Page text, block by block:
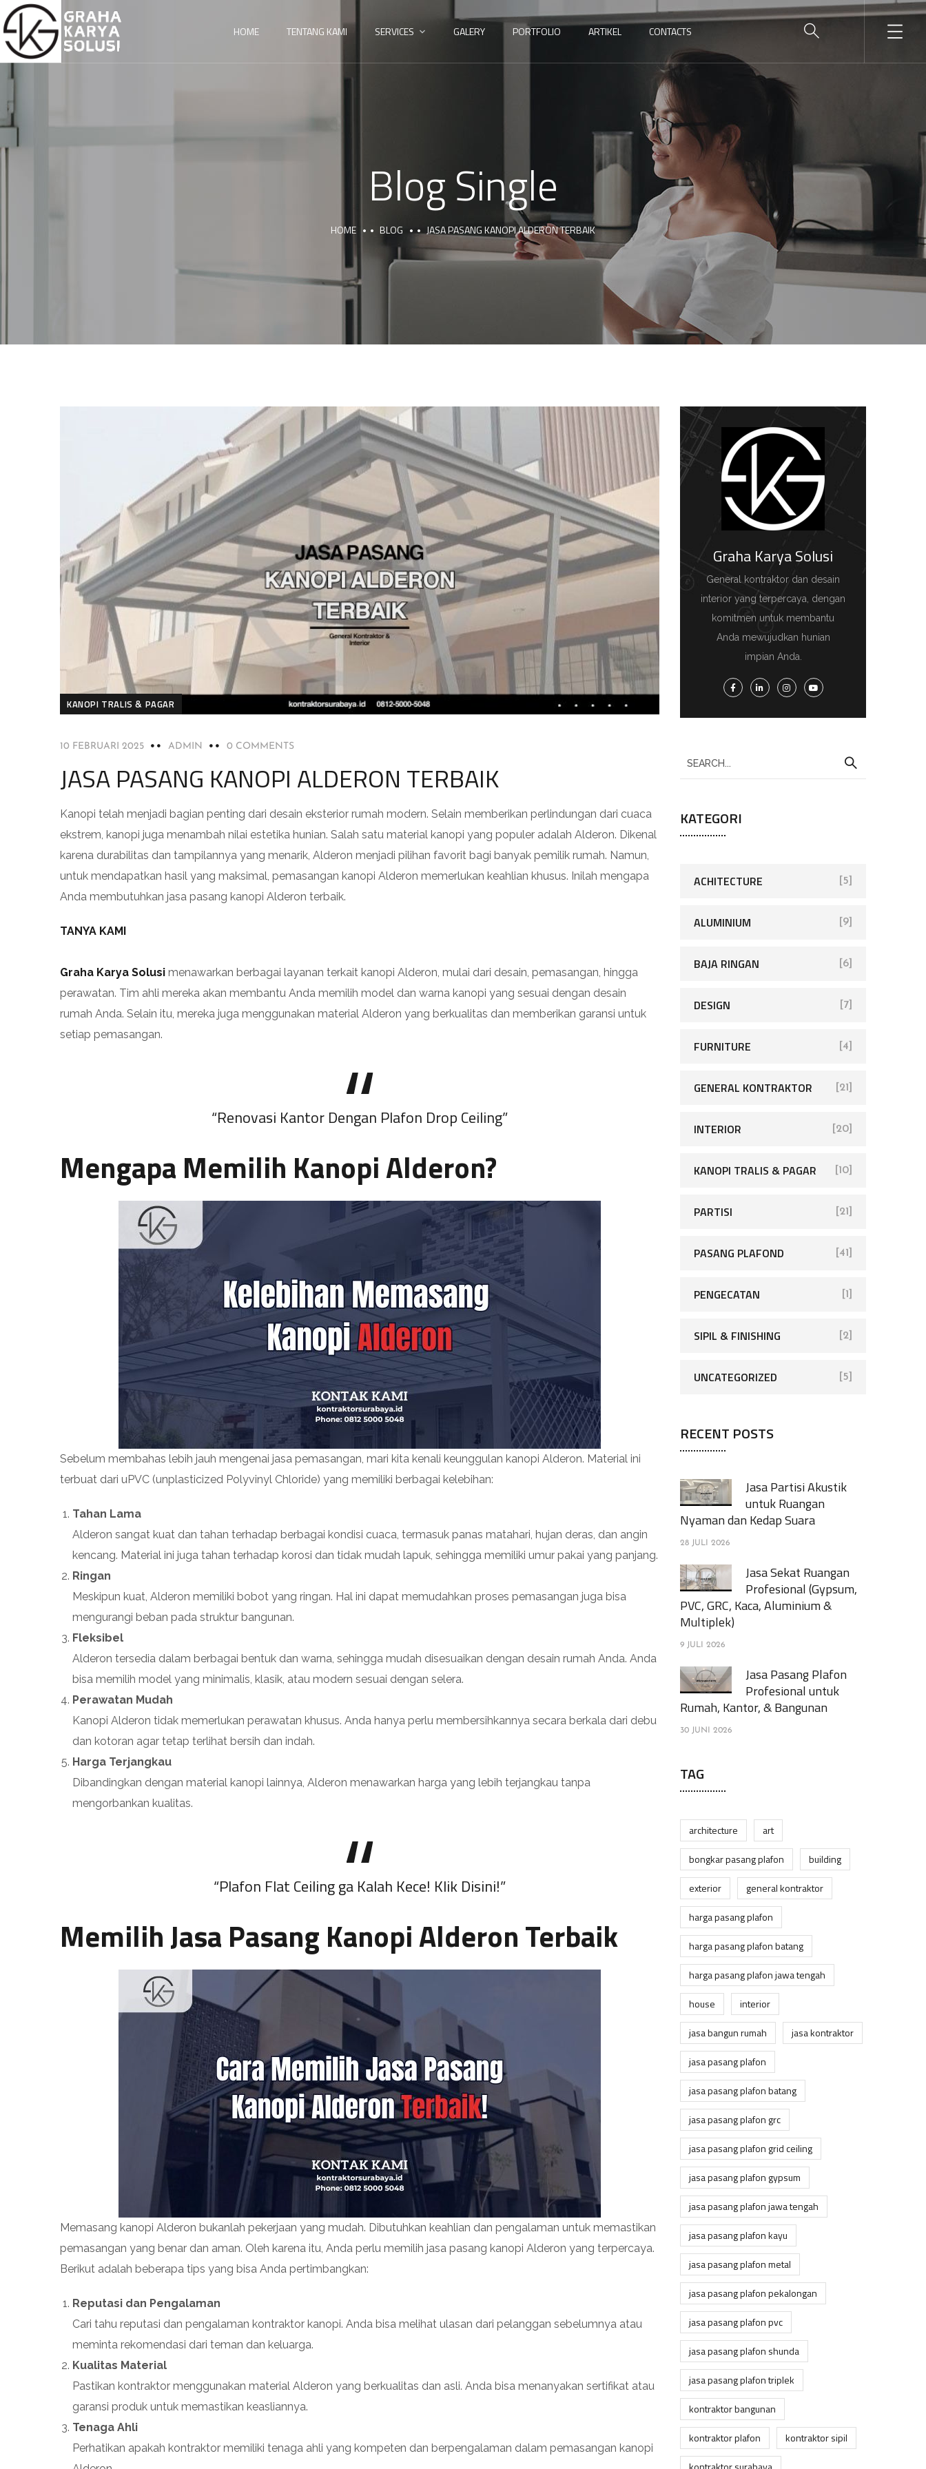
HOME TENTANG KAMI SERVICES GALERY PORTFOLIO ARTIKEL CONTACTS
Blog Single
HOME BLOG JASA PASANG KANOPI ALDERON TERBAIK
KANOPI TRALIS & PAGAR
10 FEBRUARI 2025 ADMIN 0 COMMENTS
JASA PASANG KANOPI ALDERON TERBAIK
Kanopi telah menjadi bagian penting dari desain eksterior rumah modern. Selain memberikan perlindungan dari cuaca
ekstrem, kanopi juga menambah nilai estetika hunian. Salah satu material kanopi yang populer adalah Alderon. Dikenal
karena durabilitas dan tampilannya yang menarik, Alderon menjadi pilihan favorit bagi banyak pemilik rumah. Namun,
untuk mendapatkan hasil yang maksimal, pemasangan kanopi Alderon memerlukan keahlian khusus. Inilah mengapa
Anda membutuhkan jasa pasang kanopi Alderon terbaik.
TANYA KAMI
Graha Karya Solusi menawarkan berbagai layanan terkait kanopi Alderon, mulai dari desain, pemasangan, hingga
perawatan. Tim ahli mereka akan membantu Anda memilih model dan warna kanopi yang sesuai dengan desain
rumah Anda. Selain itu, mereka juga menggunakan material Alderon yang berkualitas dan memberikan garansi untuk
setiap pemasangan.
“Renovasi Kantor Dengan Plafon Drop Ceiling”
Mengapa Memilih Kanopi Alderon?
Sebelum membahas lebih jauh mengenai jasa pemasangan, mari kita kenali keunggulan kanopi Alderon. Material ini
terbuat dari uPVC (unplasticized Polyvinyl Chloride) yang memiliki berbagai kelebihan:
Tahan Lama
Alderon sangat kuat dan tahan terhadap berbagai kondisi cuaca, termasuk panas matahari, hujan deras, dan angin
kencang. Material ini juga tahan terhadap korosi dan tidak mudah lapuk, sehingga memiliki umur pakai yang panjang.
Ringan
Meskipun kuat, Alderon memiliki bobot yang ringan. Hal ini dapat memudahkan proses pemasangan juga bisa
mengurangi beban pada struktur bangunan.
Fleksibel
Alderon tersedia dalam berbagai bentuk dan warna, sehingga mudah disesuaikan dengan desain rumah Anda. Anda
bisa memilih model yang minimalis, klasik, atau modern sesuai dengan selera.
Perawatan Mudah
Kanopi Alderon tidak memerlukan perawatan khusus. Anda hanya perlu membersihkannya secara berkala dari debu
dan kotoran agar tetap terlihat bersih dan indah.
Harga Terjangkau
Dibandingkan dengan material kanopi lainnya, Alderon menawarkan harga yang lebih terjangkau tanpa
mengorbankan kualitas.
“Plafon Flat Ceiling ga Kalah Kece! Klik Disini!”
Memilih Jasa Pasang Kanopi Alderon Terbaik
Memasang kanopi Alderon bukanlah pekerjaan yang mudah. Dibutuhkan keahlian dan pengalaman untuk memastikan
pemasangan yang benar dan aman. Oleh karena itu, Anda perlu memilih jasa pasang kanopi Alderon yang terpercaya.
Berikut adalah beberapa tips yang bisa Anda pertimbangkan:
Reputasi dan Pengalaman
Cari tahu reputasi dan pengalaman kontraktor kanopi. Anda bisa melihat ulasan dari pelanggan sebelumnya atau
meminta rekomendasi dari teman dan keluarga.
Kualitas Material
Pastikan kontraktor menggunakan material Alderon yang berkualitas dan asli. Anda bisa menanyakan sertifikat atau
garansi produk untuk memastikan keasliannya.
Tenaga Ahli
Perhatikan apakah kontraktor memiliki tenaga ahli yang kompeten dan berpengalaman dalam pemasangan kanopi
Graha Karya Solusi
General kontraktor dan desain
interior yang terpercaya, dengan
komitmen untuk membantu
Anda mewujudkan hunian
impian Anda.
KATEGORI
ACHITECTURE [5]
ALUMINIUM [9]
BAJA RINGAN [6]
DESIGN [7]
FURNITURE [4]
GENERAL KONTRAKTOR [21]
INTERIOR [20]
KANOPI TRALIS & PAGAR [10]
PARTISI [21]
PASANG PLAFOND [41]
PENGECATAN [1]
SIPIL & FINISHING [2]
UNCATEGORIZED [5]
RECENT POSTS
Jasa Partisi Akustik
untuk Ruangan
Nyaman dan Kedap Suara
28 JULI 2026
Jasa Sekat Ruangan
Profesional (Gypsum,
PVC, GRC, Kaca, Aluminium &
Multiplek)
9 JULI 2026
Jasa Pasang Plafon
Profesional untuk
Rumah, Kantor, & Bangunan
30 JUNI 2026
TAG
architecture
art
bongkar pasang plafon
building
exterior
general kontraktor
harga pasang plafon
harga pasang plafon batang
harga pasang plafon jawa tengah
house
interior
jasa bangun rumah
jasa kontraktor
jasa pasang plafon
jasa pasang plafon batang
jasa pasang plafon grc
jasa pasang plafon grid ceiling
jasa pasang plafon gypsum
jasa pasang plafon jawa tengah
jasa pasang plafon kayu
jasa pasang plafon metal
jasa pasang plafon pekalongan
jasa pasang plafon pvc
jasa pasang plafon shunda
jasa pasang plafon triplek
kontraktor bangunan
kontraktor plafon
kontraktor sipil